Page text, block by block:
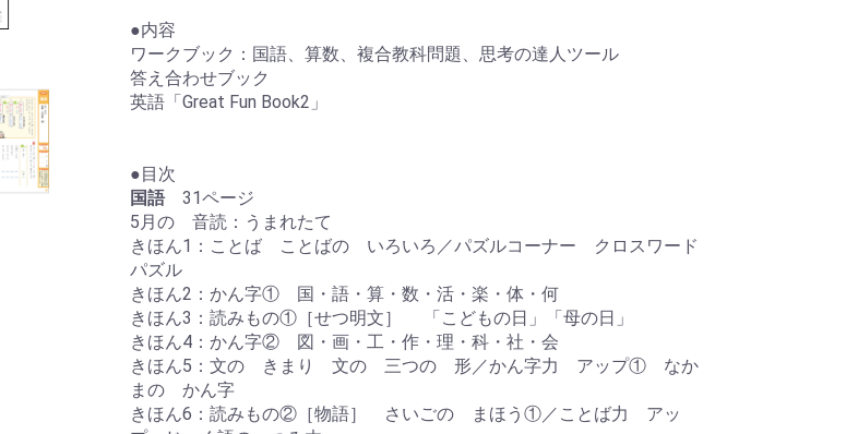
●内容
ワークブック：国語、算数、複合教科問題、思考の達人ツール
答え合わせブック
英語「Great Fun Book2」
●目次
国語31ページ
5月の 音読：うまれたて
きほん1：ことば ことばの いろいろ／パズルコーナー クロスワード
パズル
きほん2：かん字① 国・語・算・数・活・楽・体・何
きほん3：読みもの①［せつ明文］ 「こどもの日」「母の日」
きほん4：かん字② 図・画・工・作・理・科・社・会
きほん5：文の きまり 文の 三つの 形／かん字力 アップ① なか
まの かん字
きほん6：読みもの②［物語］ さいごの まほう①／ことば力 アッ